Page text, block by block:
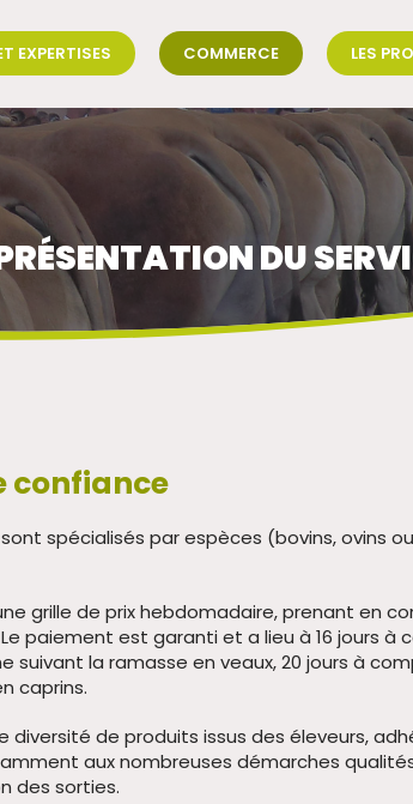
EXPERTISES COMMERCE LES
DU
confiance
spécialisés par espèces (bovins, ovins
grille de prix hebdomadaire, prenant en
paiement est garanti et a lieu à 16 jours
suivant la ramasse en veaux, 20 jours à
caprins.
de produits issus des éleveurs,
aux nombreuses démarches qualités
des sorties.